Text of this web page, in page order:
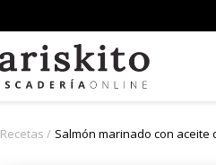
Recetas Salmón marinado con